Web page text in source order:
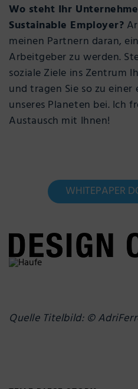
Wo steht Ihr
Sustainable Employer?
meinen Partnern daran,
Arbeitgeber zu werden.
soziale Ziele ins Zentrum
und tragen Sie so zu
unseres Planeten bei. Ich
Austausch mit Ihnen!
WHITEPAPER
Quelle Titelbild: ©